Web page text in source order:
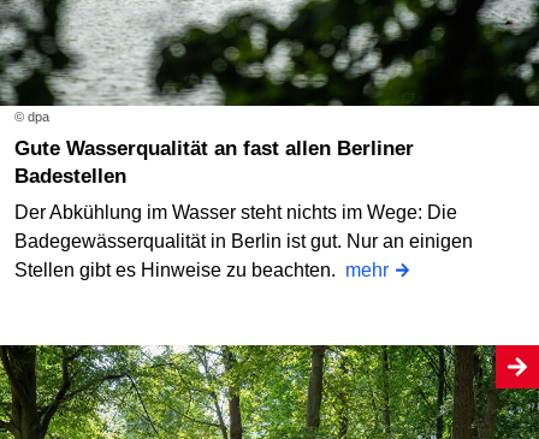
© dpa
Gute Wasserqualität an fast allen Berliner
Badestellen
Der Abkühlung im Wasser steht nichts im Wege: Die
Badegewässerqualität in Berlin ist gut. Nur an einigen
Stellen gibt es Hinweise zu beachten. mehr